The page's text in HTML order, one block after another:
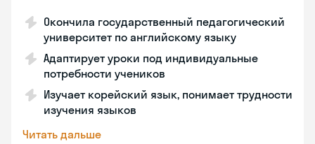
Окончила государственный педагогический
университет по английскому языку
Адаптирует уроки под индивидуальные
потребности учеников
Изучает корейский язык, понимает трудности
изучения языков
Читать дальше